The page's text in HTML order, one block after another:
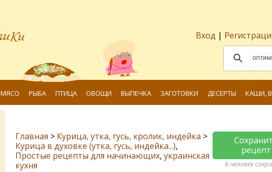
Вход |
МЯСО РЫБА ПТИЦА ОВОЩИ ВЫПЕЧКА ЗАГОТОВКИ ДЕСЕРТЫ КАШИ,
Главная > Курица, утка, гусь, кролик, индейка >
Курица в духовке (утка, гусь, индейка...),
Простые рецепты для начинающих, украинская
кухня
рецепт
6 человек